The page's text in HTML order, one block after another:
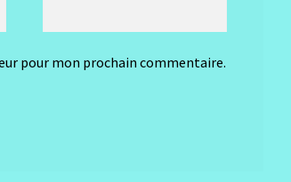
pour mon prochain commentaire.